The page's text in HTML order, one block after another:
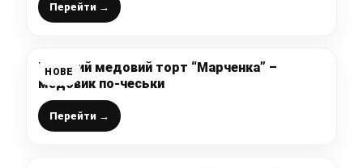
Перейти →
НОВЕ
Чеський медовий торт “Марченка” –
медовик по-чеськи
Перейти →